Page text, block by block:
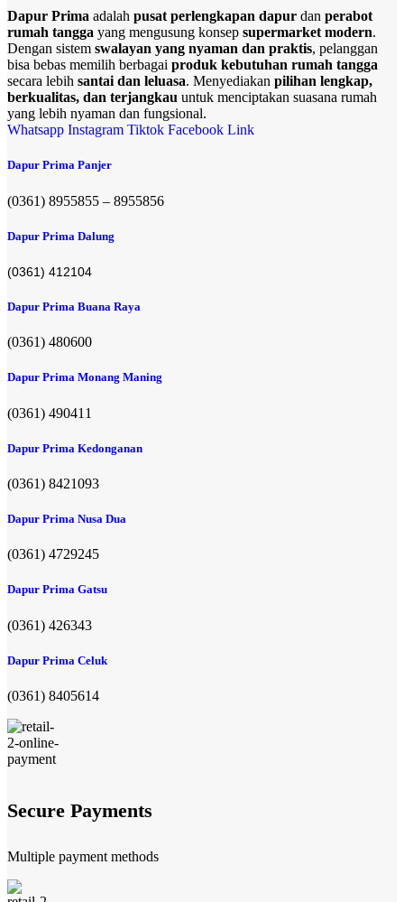
chosen
on
the
product
page
Dapur Prima adalah pusat perlengkapan dapur dan perabot
rumah tangga yang mengusung konsep supermarket modern.
Dengan sistem swalayan yang nyaman dan praktis, pelanggan
bisa bebas memilih berbagai produk kebutuhan rumah tangga
secara lebih santai dan leluasa. Menyediakan pilihan lengkap,
berkualitas, dan terjangkau untuk menciptakan suasana rumah
yang lebih nyaman dan fungsional.
Whatsapp Instagram Tiktok Facebook Link
Dapur Prima Panjer
(0361) 8955855 – 8955856​
Dapur Prima Dalung
(0361) 412104
Dapur Prima Buana Raya
(0361) 480600
Dapur Prima Monang Maning
(0361) 490411​
Dapur Prima Kedonganan
(0361) 8421093
Dapur Prima Nusa Dua
(0361) 4729245
Dapur Prima Gatsu
(0361) 426343
Dapur Prima Celuk
(0361) 8405614
Secure Payments
Multiple payment methods